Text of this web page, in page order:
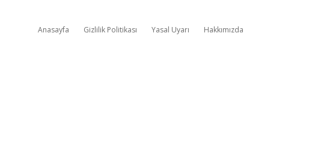
Anasayfa Gizlilik Politikası Yasal Uyarı Hakkımızda